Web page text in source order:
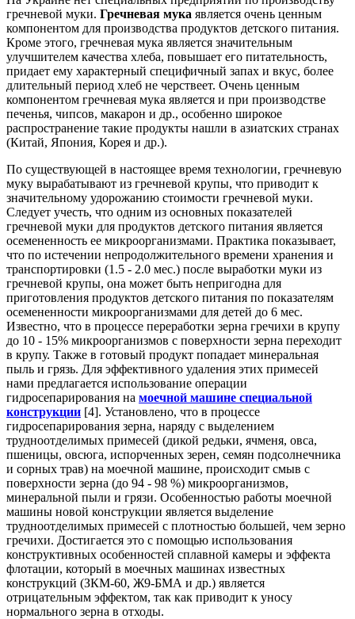
гречневой муки. Гречневая мука является очень ценным
компонентом для производства продуктов детского питания.
Кроме этого, гречневая мука является значительным
улучшителем качества хлеба, повышает его питательность,
придает ему характерный специфичный запах и вкус, более
длительный период хлеб не черствеет. Очень ценным
компонентом гречневая мука является и при производстве
печенья, чипсов, макарон и др., особенно широкое
распространение такие продукты нашли в азиатских странах
(Китай, Япония, Корея и др.).
По существующей в настоящее время технологии, гречневую
муку вырабатывают из гречневой крупы, что приводит к
значительному удорожанию стоимости гречневой муки.
Следует учесть, что одним из основных показателей
гречневой муки для продуктов детского питания является
осемененность ее микроорганизмами. Практика показывает,
что по истечении непродолжительного времени хранения и
транспортировки (1.5 - 2.0 мес.) после выработки муки из
гречневой крупы, она может быть непригодна для
приготовления продуктов детского питания по показателям
осемененности микроорганизмами для детей до 6 мес.
Известно, что в процессе переработки зерна гречихи в крупу
до 10 - 15% микроорганизмов с поверхности зерна переходит
в крупу. Также в готовый продукт попадает минеральная
пыль и грязь. Для эффективного удаления этих примесей
нами предлагается использование операции
гидросепарирования на моечной машине специальной
конструкции [4]. Установлено, что в процессе
гидросепарирования зерна, наряду с выделением
трудноотделимых примесей (дикой редьки, ячменя, овса,
пшеницы, овсюга, испорченных зерен, семян подсолнечника
и сорных трав) на моечной машине, происходит смыв с
поверхности зерна (до 94 - 98 %) микроорганизмов,
минеральной пыли и грязи. Особенностью работы моечной
машины новой конструкции является выделение
трудноотделимых примесей с плотностью большей, чем зерно
гречихи. Достигается это с помощью использования
конструктивных особенностей сплавной камеры и эффекта
флотации, который в моечных машинах известных
конструкций (ЗКМ-60, Ж9-БМА и др.) является
отрицательным эффектом, так как приводит к уносу
нормального зерна в отходы.